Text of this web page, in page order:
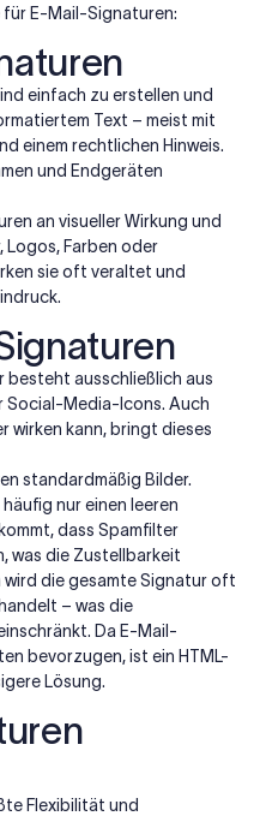
für E-Mail-Signaturen:
einfach zu erstellen und
Text – meist mit
einem rechtlichen Hinweis.
und Endgeräten
an visueller Wirkung und
Logos, Farben oder
sie oft veraltet und
besteht ausschließlich aus
Social-Media-Icons. Auch
wirken kann, bringt dieses
standardmäßig Bilder.
nur einen leeren
dass Spamfilter
was die Zustellbarkeit
die gesamte Signatur oft
– was die
Da E-Mail-
bevorzugen, ist ein HTML-
Lösung.
Flexibilität und